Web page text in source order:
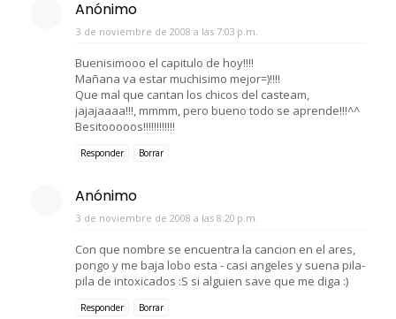
Anónimo
3 de noviembre de 2008 a las 7:03 p.m.
Buenisimooo el capitulo de hoy!!!!
Mañana va estar muchisimo mejor=)!!!!
Que mal que cantan los chicos del casteam,
jajajaaaa!!!, mmmm, pero bueno todo se aprende!!!^^
Besitooooos!!!!!!!!!!!!
Responder Borrar
Anónimo
3 de noviembre de 2008 a las 8:20 p.m.
Con que nombre se encuentra la cancion en el ares,
pongo y me baja lobo esta - casi angeles y suena pila-
pila de intoxicados :S si alguien save que me diga :)
Responder Borrar